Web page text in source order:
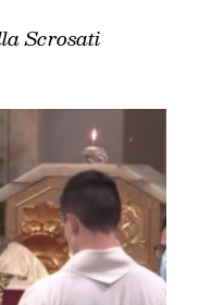
Scrosati